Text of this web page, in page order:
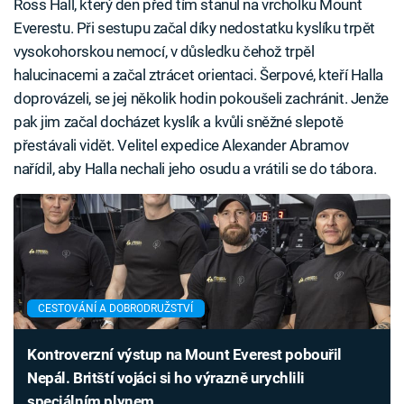
Ross Hall, který den před tím stanul na vrcholku Mount
Everestu. Při sestupu začal díky nedostatku kyslíku trpět
vysokohorskou nemocí, v důsledku čehož trpěl
halucinacemi a začal ztrácet orientaci. Šerpové, kteří Halla
doprovázeli, se jej několik hodin pokoušeli zachránit. Jenže
pak jim začal docházet kyslík a kvůli sněžné slepotě
přestávali vidět. Velitel expedice Alexander Abramov
nařídil, aby Halla nechali jeho osudu a vrátili se do tábora.
CESTOVÁNÍ A DOBRODRUŽSTVÍ
Kontroverzní výstup na Mount Everest pobouřil
Nepál. Britští vojáci si ho výrazně urychlili